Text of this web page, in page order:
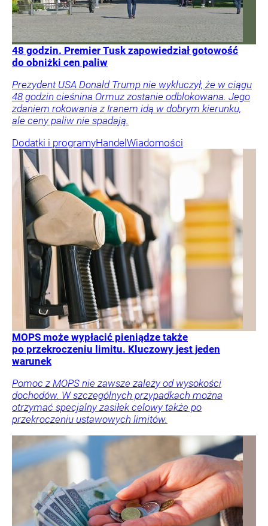
48 godzin. Premier Tusk zapowiedział gotowość
do obniżki cen paliw
Prezydent USA Donald Trump nie wykluczył, że w ciągu
48 godzin cieśnina Ormuz zostanie odblokowana. Jego
zdaniem rokowania z Iranem idą w dobrym kierunku,
ale ceny paliw nie spadają.
Dodatki i programyHandelWiadomości
MOPS może wypłacić pieniądze także
po przekroczeniu limitu. Kluczowy jest jeden
warunek
Pomoc z MOPS nie zawsze zależy od wysokości
dochodów. W szczególnych przypadkach można
otrzymać specjalny zasiłek celowy także po
przekroczeniu ustawowych limitów.